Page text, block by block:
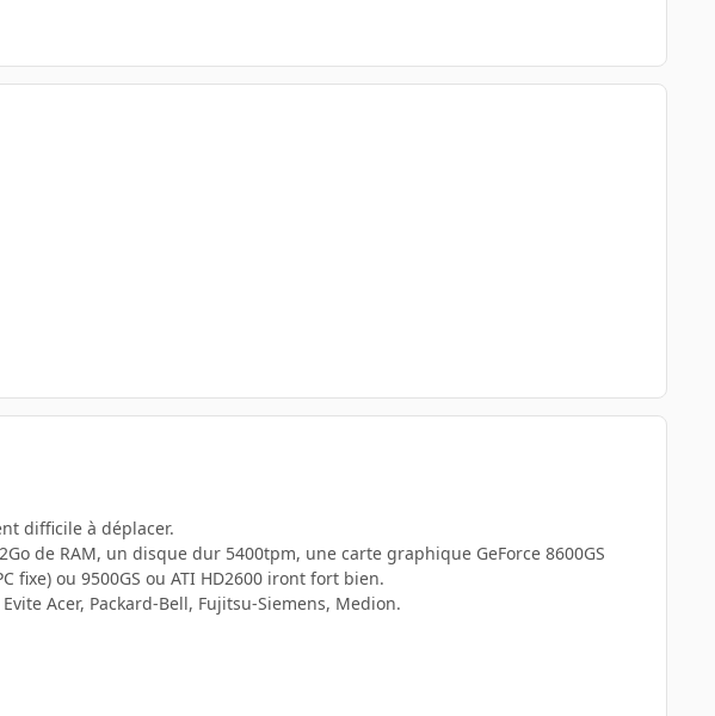
difficile à déplacer.
de RAM, un disque dur 5400tpm, une carte graphique GeForce 8600GS
fixe) ou 9500GS ou ATI HD2600 iront fort bien.
Acer, Packard-Bell, Fujitsu-Siemens, Medion.